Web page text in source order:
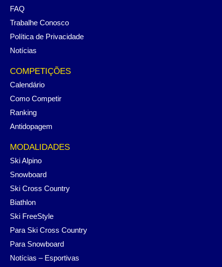
FAQ
Trabalhe Conosco
Política de Privacidade
Notícias
COMPETIÇÕES
Calendário
Como Competir
Ranking
Antidopagem
MODALIDADES
Ski Alpino
Snowboard
Ski Cross Country
Biathlon
Ski FreeStyle
Para Ski Cross Country
Para Snowboard
Notícias – Esportivas